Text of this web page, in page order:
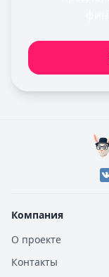
Компания
О проекте
Контакты